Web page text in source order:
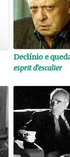
Declínio e
esprit d’escalier